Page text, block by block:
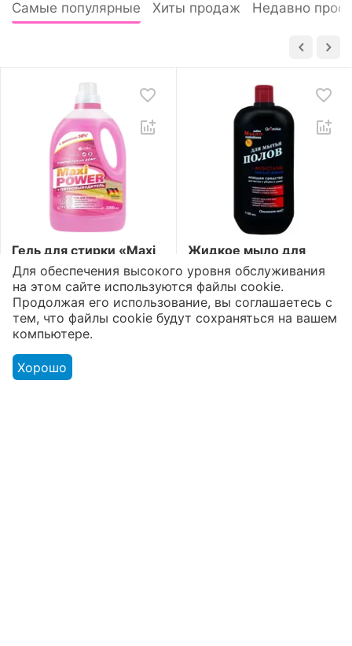
Самые популярные Хиты продаж Недавно
Гель для стирки «Maxi
Power»
Пятновыводитель
3300 мл
5 2
Доступно: 168 шт.
5012₸
Жидкое мыло для
полов «Aromika» 72%
Морская свежесть
1100 мл
5 1
Доступно: 175 шт.
Для обеспечения высокого уровня обслуживания
на этом сайте используются файлы cookie.
Продолжая его использование, вы соглашаетесь с
тем, что файлы cookie будут сохраняться на вашем
компьютере.
Хорошо